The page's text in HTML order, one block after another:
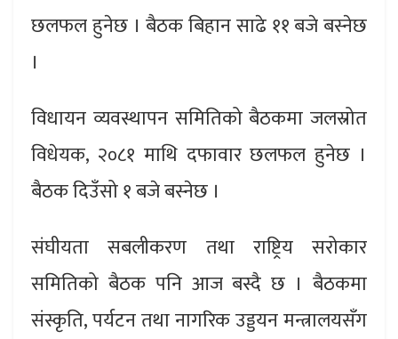
छलफल हुनेछ । बैठक बिहान साढे ११ बजे बस्नेछ
।
विधायन व्यवस्थापन समितिको बैठकमा जलस्रोत
विधेयक, २०८१ माथि दफावार छलफल हुनेछ ।
बैठक दिउँसो १ बजे बस्नेछ ।
संघीयता सबलीकरण तथा राष्ट्रिय सरोकार
समितिको बैठक पनि आज बस्दै छ । बैठकमा
संस्कृति, पर्यटन तथा नागरिक उड्डयन मन्त्रालयसँग